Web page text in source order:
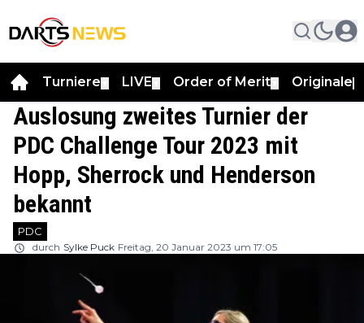
Turniere LIVE Order of Merit Originale
Auslosung zweites Turnier der
PDC Challenge Tour 2023 mit
Hopp, Sherrock und Henderson
bekannt
PDC
durch Sylke Puck Freitag, 20 Januar 2023 um 17:05